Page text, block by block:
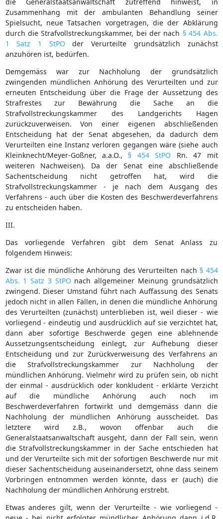
Zusammenhang mit der ambulanten Behandlung seiner
Spielsucht, neue Tatsachen vorgetragen, die der Abklärung
durch die Strafvollstreckungskammer, bei der nach § 454 Abs.
1 Satz 1 StPO der Verurteilte grundsätzlich zunächst
anzuhören ist, bedürfen.
Demgemäss war zur Nachholung der grundsätzlich
zwingenden mündlichen Anhörung des Verurteilten und zur
erneuten Entscheidung über die Frage der Aussetzung des
Strafrestes zur Bewährung die Sache an die
Strafvollstreckungskammer des Landgerichts Hagen
zurückzuverweisen. Von einer eigenen abschließenden
Entscheidung hat der Senat abgesehen, da dadurch dem
Verurteilten eine Instanz verloren gegangen wäre (siehe auch
Kleinknecht/Meyer-Goßner, a.a.O., § 454 StPO Rn. 47 mit
weiteren Nachweisen). Da der Senat eine abschließende
Sachentscheidung nicht getroffen hat, wird die
Strafvollstreckungskammer - je nach dem Ausgang des
Verfahrens - auch über die Kosten des Beschwerdeverfahrens
zu entscheiden haben.
III.
Das vorliegende Verfahren gibt dem Senat Anlass zu
folgendem Hinweis:
Zwar ist die mündliche Anhörung des Verurteilten nach § 454
Abs. 1 Satz 3 StPO nach allgemeiner Meinung grundsätzlich
zwingend. Dieser Umstand führt nach Auffassung des Senats
jedoch nicht in allen Fällen, in denen die mündliche Anhörung
des Verurteilten (zunächst) unterblieben ist, weil dieser - wie
vorliegend - eindeutig und ausdrücklich auf sie verzichtet hat,
dann aber sofortige Beschwerde gegen eine ablehnende
Aussetzungsentscheidung einlegt, zur Aufhebung dieser
Entscheidung und zur Zurückverweisung des Verfahrens an
die Strafvollstreckungskammer zur Nachholung der
mündlichen Anhörung. Vielmehr wird zu prüfen sein, ob nicht
der einmal - ausdrücklich oder konkludent - erklärte Verzicht
auf die mündliche Anhörung auch noch im
Beschwerdeverfahren fortwirkt und demgemäss dann die
Nachholung der mündlichen Anhörung ausscheidet. Das
letztere wird z.B., wovon offenbar auch die
Generalstaatsanwaltschaft ausgeht, dann der Fall sein, wenn
die Strafvollstreckungskammer in der Sache entschieden hat
und der Verurteilte sich mit der sofortigen Beschwerde nur mit
dieser Sachentscheidung auseinandersetzt, ohne dass seinem
Vorbringen entnommen werden könnte, dass er (auch) die
Nachholung der mündlichen Anhörung erstrebt.
Etwas anderes gilt, wenn der Verurteilte - wie vorliegend -